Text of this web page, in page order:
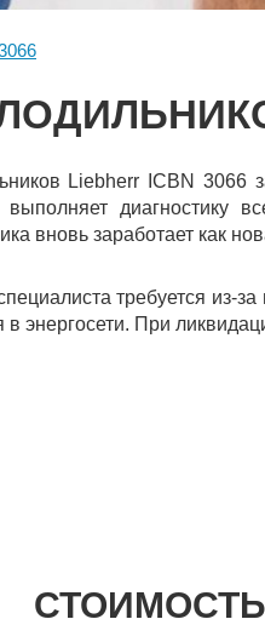
Liebherr ICBN 3066
выполняет диагностику
вновь заработает как
требуется из-
в энергосети. При